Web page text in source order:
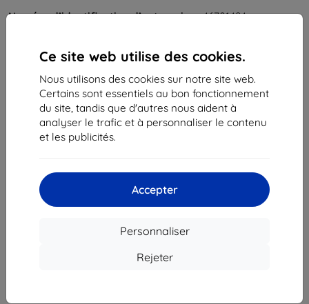
Ce site web utilise des cookies.
Nous utilisons des cookies sur notre site web.
Certains sont essentiels au bon fonctionnement
du site, tandis que d'autres nous aident à
analyser le trafic et à personnaliser le contenu
et les publicités.
Accepter
Personnaliser
Rejeter
Numéro d’identification d’entreprise :46701494
Contacts
info@top4mobile.eu
Contactez-nous
En ligne8h00 – 16h00
Samedi et dimanche :